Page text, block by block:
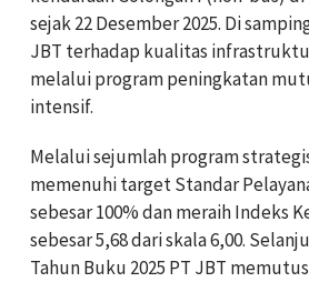
sejak 22 Desember 2025. Di
JBT terhadap kualitas
melalui program peningkatan
intensif.
Melalui sejumlah program
memenuhi target Standar
sebesar 100% dan meraih Indeks
sebesar 5,68 dari skala 6,00.
Tahun Buku 2025 PT JBT